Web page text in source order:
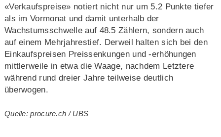
«Verkaufspreise» notiert nicht nur um 5.2 Punkte tiefer
als im Vormonat und damit unterhalb der
Wachstumsschwelle auf 48.5 Zählern, sondern auch
auf einem Mehrjahrestief. Derweil halten sich bei den
Einkaufspreisen Preissenkungen und -erhöhungen
mittlerweile in etwa die Waage, nachdem Letztere
während rund dreier Jahre teilweise deutlich
überwogen.
Quelle: procure.ch / UBS